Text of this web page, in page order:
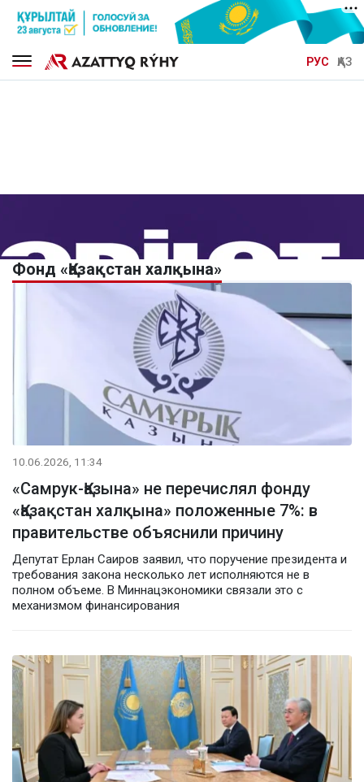
РУС ҚАЗ
Фонд «Қазақстан халқына»
10.06.2026, 11:34
«Самрук-Қазына» не перечислял фонду
«Қазақстан халқына» положенные 7%: в
правительстве объяснили причину
Депутат Ерлан Саиров заявил, что поручение президента и
требования закона несколько лет исполняются не в
полном объеме. В Миннацэкономики связали это с
механизмом финансирования